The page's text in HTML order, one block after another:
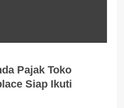
Pajak Toko
Siap Ikuti